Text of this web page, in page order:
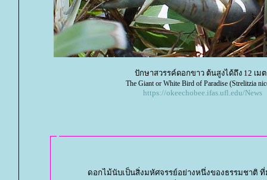
ปักษาสวรรค์ดอกขาว ต้นสูงได้ถึง 12 เม
The Giant or White Bird of Paradise (Strelitzia
https://okeechobee.ifas.ufl.edu/News
ดอกไม้นับเป็นสิ่งมหัศจรรย์อย่างหนึ่งของธรรมชาติ